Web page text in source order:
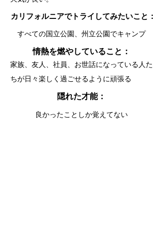
カリフォルニアでトライしてみたいこと：
すべての国立公園、州立公園でキャンプ
情熱を燃やしていること：
家族、友人、社員、お世話になっている人た
ちが日々楽しく過ごせるように頑張る
隠れた才能：
良かったことしか覚えてない